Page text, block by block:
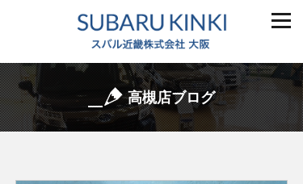
高槻店ブログ